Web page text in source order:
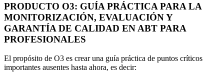
PRODUCTO O3: GUÍA PRÁCTICA PARA LA
MONITORIZACIÓN, EVALUACIÓN Y
GARANTÍA DE CALIDAD EN ABT PARA
PROFESIONALES
El propósito de O3 es crear una guía práctica de puntos críticos
importantes ausentes hasta ahora, es decir: